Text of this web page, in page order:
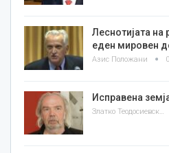
Леснотијата на
еден мировен
Азис Положани
Исправена
Златко Теодосиевски